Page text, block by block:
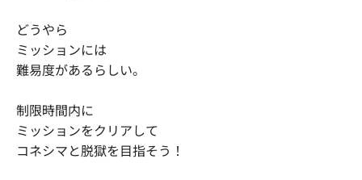
どうやら
ミッションには
難易度があるらしい。
制限時間内に
ミッションをクリアして
コネシマと脱獄を目指そう！